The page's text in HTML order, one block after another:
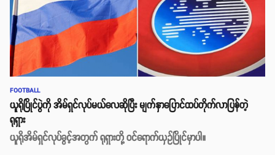
FOOTBALL
ယူရိုပြိုင်ပွဲကို အိမ်ရှင်လုပ်မယ်လေဆိုပြီး မျက်နှာပြောင်ထပ်တိုက်လာပြန်တဲ့
ရုရှား
ယူရိုအိမ်ရှင်လုပ်ခွင့်အတွက် ရုရှားတို့ ဝင်ရောက်ယှဥ်ပြိုင်မှာပါ။